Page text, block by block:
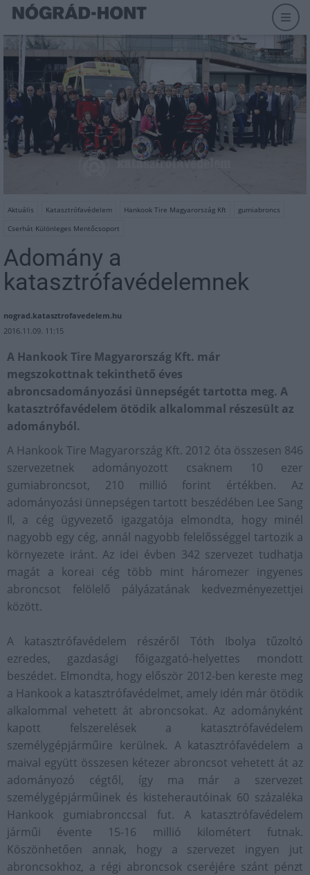
Aktuális Katasztrófavédelem Hankook Tire Magyarország Kft
gumiabroncs
Cserhát Különleges Mentőcsoport
Adomány a
katasztrófavédelemnek
nograd.katasztrofavedelem.hu
2016.11.09. 11:15
A Hankook Tire Magyarország Kft. már
megszokottnak tekinthető éves
abroncsadományozási ünnepségét tartotta meg. A
katasztrófavédelem ötödik alkalommal részesült az
adományból.
A Hankook Tire Magyarország Kft. 2012 óta összesen 846
szervezetnek adományozott csaknem 10 ezer
gumiabroncsot, 210 millió forint értékben. Az
adományozási ünnepségen tartott beszédében Lee Sang
Il, a cég ügyvezető igazgatója elmondta, hogy minél
nagyobb egy cég, annál nagyobb felelősséggel tartozik a
környezete iránt. Az idei évben 342 szervezet tudhatja
magát a koreai cég több mint háromezer ingyenes
abroncsot felölelő pályázatának kedvezményezettjei
között.
A katasztrófavédelem részéről Tóth Ibolya tűzoltó
ezredes, gazdasági főigazgató-helyettes mondott
beszédet. Elmondta, hogy először 2012-ben kereste meg
a Hankook a katasztrófavédelmet, amely idén már ötödik
alkalommal vehetett át abroncsokat. Az adományként
kapott felszerelések a katasztrófavédelem
személygépjárműire kerülnek. A katasztrófavédelem a
maival együtt összesen kétezer abroncsot vehetett át az
adományozó cégtől, így ma már a szervezet
személygépjárműinek és kisteherautóinak 60 százaléka
Hankook gumiabronccsal fut. A katasztrófavédelem
járműi évente 15-16 millió kilométert futnak.
Köszönhetően annak, hogy a szervezet ingyen jut
abroncsokhoz, a régi abroncsok cseréjére szánt pénzt